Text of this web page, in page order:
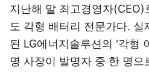
지난해 말 최고경영자
도 각형 배터리 전문가다.
된 LG에너지솔루션의 '각형
명 사장이 발명자 중 한 명으